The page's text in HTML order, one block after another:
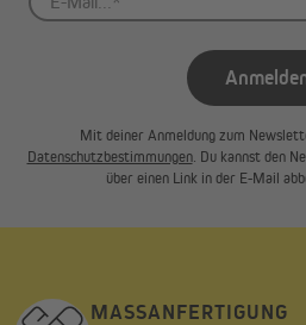
Mit deiner Anmeldung zum
Datenschutzbestimmungen. Du kannst den
über einen Link in der E-Mail
MASSANFERTIGUNG